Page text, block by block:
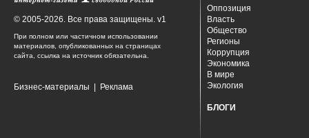
© 2005-2026. Все права защищены. v1
При полном или частичном использовании
материалов, опубликованных на страницах
сайта, ссылка на источник обязательна.
Бизнес-материалы Реклама
Оппозиция
Власть
Общество
Регионы
Коррупция
Экономика
В мире
Экология
БЛОГИ